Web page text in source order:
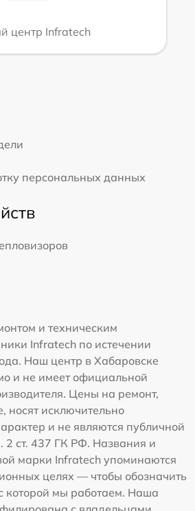
центр Infratech
персональных данных
и техническим
Infratech по истечении
Наш центр в Хабаровске
и не имеет официальной
Цены на ремонт,
носят исключительно
и не являются публичной
2 ст. 437 ГК РФ. Названия и
марки Infratech упоминаются
целях — чтобы обозначить
которой мы работаем. Наша